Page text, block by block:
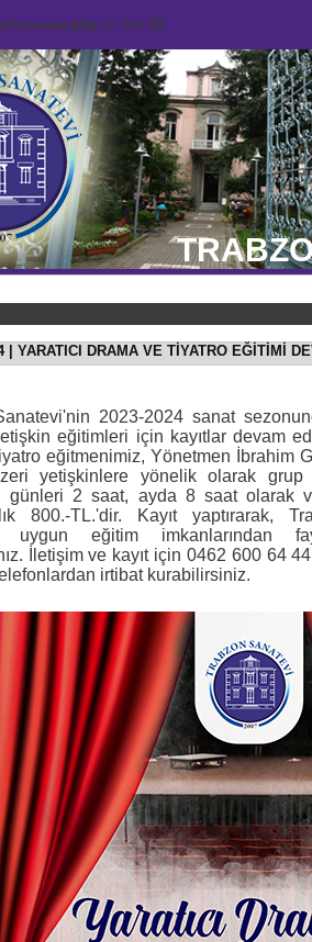
counter.php on line 92
| YARATICI DRAMA VE TİYATRO EĞİTİMİ
2023-2024 sanat
eğitimleri için kayıtlar devam
eğitmenimiz, Yönetmen İbrahim
yetişkinlere yönelik olarak grup
günleri 2 saat, ayda 8 saat olarak
800.-TL.'dir. Kayıt yaptırarak,
uygun eğitim imkanlarından
İletişim ve kayıt için 0462 600 64
irtibat kurabilirsiniz.